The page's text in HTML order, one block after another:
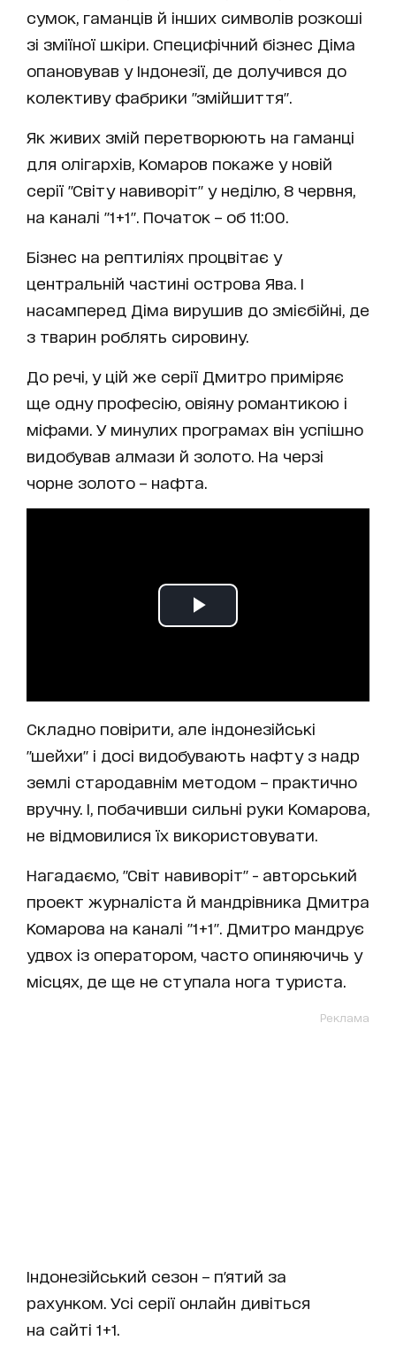
сумок, гаманців й інших символів розкоші
зі зміїної шкіри. Специфічний бізнес Діма
опановував у Індонезії, де долучився до
колективу фабрики "змійшиття".
Як живих змій перетворюють на гаманці
для олігархів, Комаров покаже у новій
серії "Світу навиворіт" у неділю, 8 червня,
на каналі "1+1". Початок – об 11:00.
Бізнес на рептиліях процвітає у
центральній частині острова Ява. І
насамперед Діма вирушив до змієбійні, де
з тварин роблять сировину.
До речі, у цій же серії Дмитро приміряє
ще одну професію, овіяну романтикою і
міфами. У минулих програмах він успішно
видобував алмази й золото. На черзі
чорне золото – нафта.
Складно повірити, але індонезійські
"шейхи" і досі видобувають нафту з надр
землі стародавнім методом – практично
вручну. І, побачивши сильні руки Комарова,
не відмовилися їх використовувати.
Нагадаємо, "Світ навиворіт" - авторський
проект журналіста й мандрівника Дмитра
Комарова на каналі "1+1". Дмитро мандрує
удвох із оператором, часто опиняючичь у
місцях, де ще не ступала нога туриста.
Реклама
Індонезійський сезон – п'ятий за
рахунком. Усі серії онлайн дивіться
на сайті 1+1.